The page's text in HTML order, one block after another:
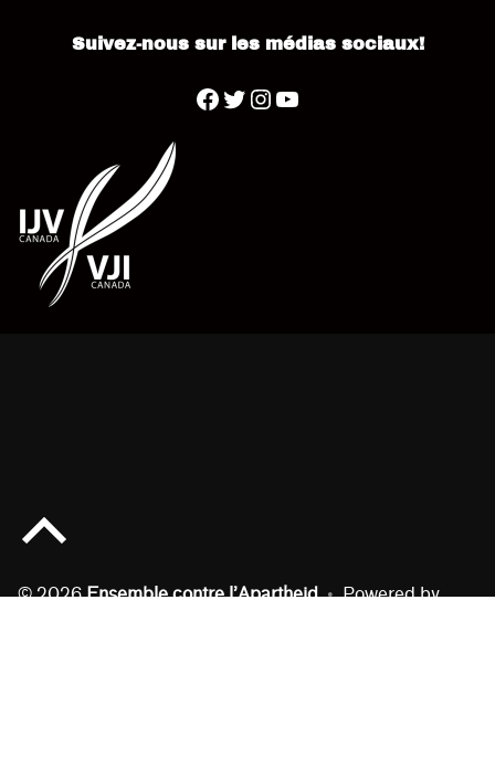
Suivez-nous sur les médias sociaux!
Facebook Twitter Instagram YouTube
© 2026Ensemble contre l’Apartheid • Powered by